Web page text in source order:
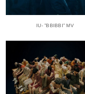
IU- ”BBIBBI” MV